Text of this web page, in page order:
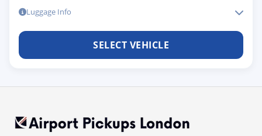
Luggage Info
SELECT VEHICLE